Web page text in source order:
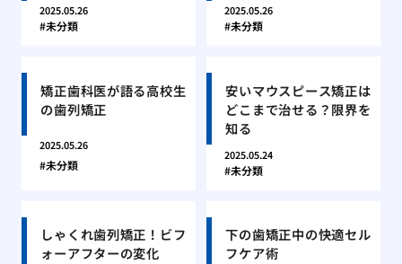
2025.05.26
未分類
2025.05.26
未分類
矯正歯科医が語る高校生
の歯列矯正
2025.05.26
未分類
安いマウスピース矯正は
どこまで治せる？限界を
知る
2025.05.24
未分類
しゃくれ歯列矯正！ビフ
ォーアフターの変化
下の歯矯正中の快適セル
フケア術